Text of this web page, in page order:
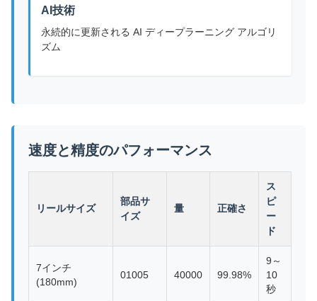
AI技術
永続的に更新される AI ディープラーニング アルゴリ
ズム
速度と精度のパフォーマンス
リールサイズ
部品サ
イズ
量 正確さ
ス
ピ
ー
ド
7インチ
(180mm)
01005 40000 99.98%
9～
10
秒